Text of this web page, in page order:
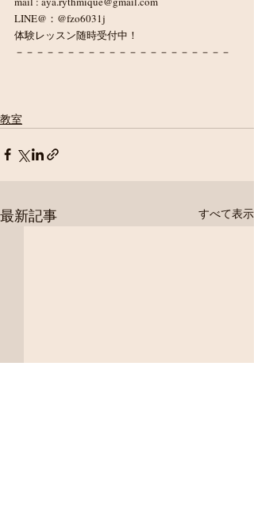
LINE@：@fzo6031j
体験レッスン随時受付中！
－－－－－－－－－－－－－－－－－－－－－
教室
最新記事 すべて表示